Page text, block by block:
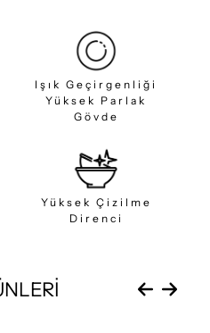
Işık Geçirgenliği
Yüksek Parlak
Gövde
Yüksek Çizilme
Direnci